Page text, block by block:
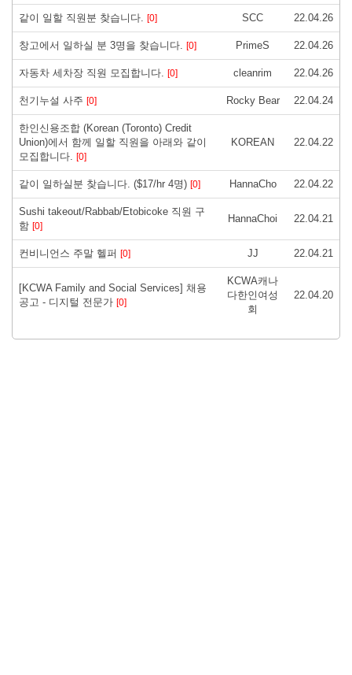
같이 일할 직원분 찾습니다. [0] SCC 22.04.26
창고에서 일하실 분 3명을 찾습니다. [0] PrimeS 22.04.26
자동차 세차장 직원 모집합니다. [0] cleanrim 22.04.26
천기누설 사주 [0] Rocky Bear 22.04.24
한인신용조합 (Korean (Toronto) Credit
Union)에서 함께 일할 직원을 아래와 같이
모집합니다. [0]
KOREAN 22.04.22
같이 일하실분 찾습니다. ($17/hr 4명) [0] HannaCho 22.04.22
Sushi takeout/Rabbab/Etobicoke 직원 구
함 [0]
HannaChoi 22.04.21
컨비니언스 주말 헬퍼 [0] JJ 22.04.21
[KCWA Family and Social Services] 채용
공고 - 디지털 전문가 [0]
KCWA캐나
다한인여성
회
22.04.20